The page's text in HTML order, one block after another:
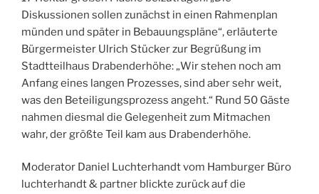
Diskussionen sollen zunächst in einen Rahmenplan
münden und später in Bebauungspläne“, erläuterte
Bürgermeister Ulrich Stücker zur Begrüßung im
Stadtteilhaus Drabenderhöhe: „Wir stehen noch am
Anfang eines langen Prozesses, sind aber sehr weit,
was den Beteiligungsprozess angeht.“ Rund 50 Gäste
nahmen diesmal die Gelegenheit zum Mitmachen
wahr, der größte Teil kam aus Drabenderhöhe.
Moderator Daniel Luchterhandt vom Hamburger Büro
luchterhandt & partner blickte zurück auf die